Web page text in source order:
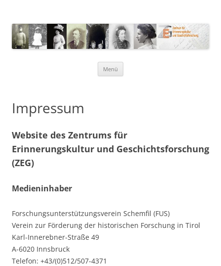
Erinnerungskultur und Geschichte
Menü
Impressum
Website des Zentrums für
Erinnerungskultur und Geschichtsforschung
(ZEG)
Medieninhaber
Forschungsunterstützungsverein Schemfil (FUS)
Verein zur Förderung der historischen Forschung in Tirol
Karl-Innerebner-Straße 49
A-6020 Innsbruck
Telefon: +43/(0)512/507-4371